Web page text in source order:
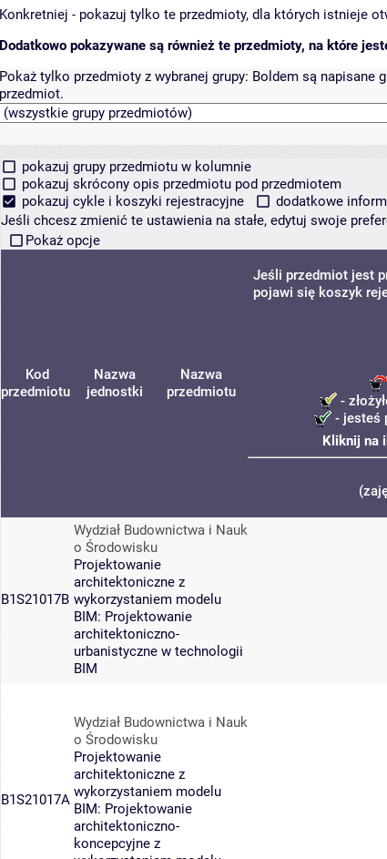
Konkretniej - pokazuj tylko te przedmioty, dla których istnieje
Dodatkowo pokazywane są również te przedmioty, na które
Pokaż tylko przedmioty z wybranej grupy: Boldem są napisane
przedmiot.
pokazuj grupy przedmiotu w kolumnie
pokazuj skrócony opis przedmiotu pod przedmiotem
pokazuj cykle i koszyki rejestracyjne
dodatkowe
Jeśli chcesz zmienić te ustawienia na stałe, edytuj swoje
Pokaż opcje
Kod
przedmiotu
Nazwa
jednostki
Nazwa
przedmiotu
Jeśli przedmiot jest
pojawi się koszyk
-
- jesteś
Kliknij na
B1S21017B
Wydział Budownictwa i Nauk
o Środowisku
Projektowanie
architektoniczne z
wykorzystaniem modelu
BIM: Projektowanie
architektoniczno-
urbanistyczne w technologii
BIM
B1S21017A
Wydział Budownictwa i Nauk
o Środowisku
Projektowanie
architektoniczne z
wykorzystaniem modelu
BIM: Projektowanie
architektoniczno-
koncepcyjne z